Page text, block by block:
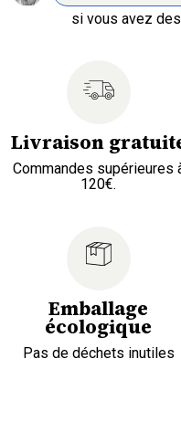
si vous avez
Livraison
Commandes supérieures
120€.
Emballage
écologique
Pas de déchets inutiles